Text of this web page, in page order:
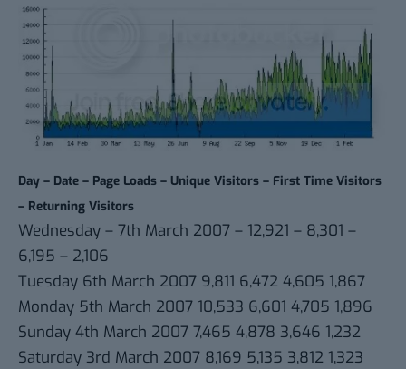
Day – Date – Page Loads – Unique Visitors – First Time Visitors
– Returning Visitors
Wednesday – 7th March 2007 – 12,921 – 8,301 –
6,195 – 2,106
Tuesday 6th March 2007 9,811 6,472 4,605 1,867
Monday 5th March 2007 10,533 6,601 4,705 1,896
Sunday 4th March 2007 7,465 4,878 3,646 1,232
Saturday 3rd March 2007 8,169 5,135 3,812 1,323